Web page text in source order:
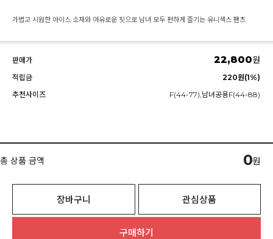
가볍고 시원한 아이스 소재와 여유로운 핏으로 남녀 모두 편하게 즐기는 유니섹스 팬츠
판매가 22,800원
적립금
220원(1%)
추천사이즈
F(44-77),남녀공용F(44-88)
총 상품 금액 0원
장바구니 관심상품
구매하기